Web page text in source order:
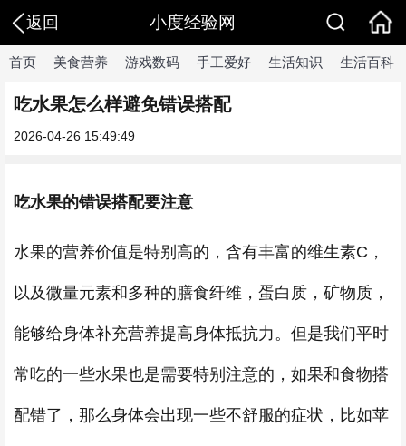
返回 小度经验网
首页 美食营养 游戏数码 手工爱好 生活知识 生活百科
吃水果怎么样避免错误搭配
2026-04-26 15:49:49
吃水果的错误搭配要注意
水果的营养价值是特别高的，含有丰富的维生素C，
以及微量元素和多种的膳食纤维，蛋白质，矿物质，
能够给身体补充营养提高身体抵抗力。但是我们平时
常吃的一些水果也是需要特别注意的，如果和食物搭
配错了，那么身体会出现一些不舒服的症状，比如苹